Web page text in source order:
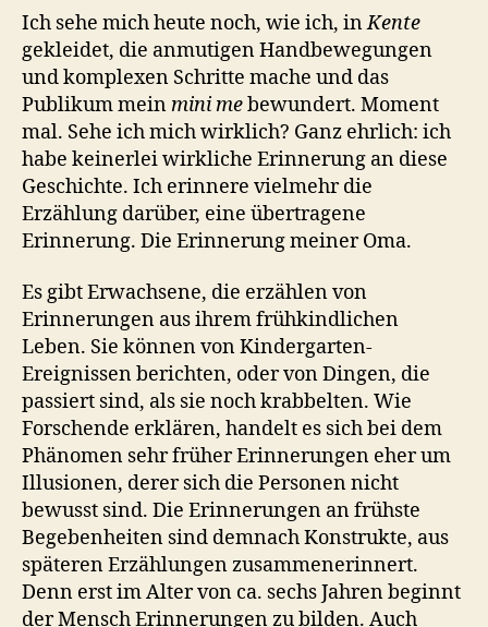
Ich sehe mich heute noch, wie ich, inKente
gekleidet, die anmutigen Handbewegungen
und komplexen Schritte mache und das
Publikum meinmini mebewundert. Moment
mal. Sehe ich mich wirklich? Ganz ehrlich: ich
habe keinerlei wirkliche Erinnerung an diese
Geschichte. Ich erinnere vielmehr die
Erzählung darüber, eine übertragene
Erinnerung. Die Erinnerung meiner Oma.
Es gibt Erwachsene, die erzählen von
Erinnerungen aus ihrem frühkindlichen
Leben. Sie können von Kindergarten-
Ereignissen berichten, oder von Dingen, die
passiert sind, als sie noch krabbelten. Wie
Forschende erklären, handelt es sich bei dem
Phänomen sehr früher Erinnerungen eher um
Illusionen, derer sich die Personen nicht
bewusst sind. Die Erinnerungen an frühste
Begebenheiten sind demnach Konstrukte, aus
späteren Erzählungen zusammenerinnert.
Denn erst im Alter von ca. sechs Jahren beginnt
der Mensch Erinnerungen zu bilden. Auch